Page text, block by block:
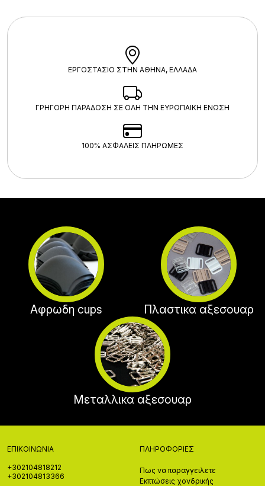
ΕΡΓΟΣΤΑΣΙΟ ΣΤΗΝ ΑΘΗΝΑ, ΕΛΛΑΔΑ
ΓΡΗΓΟΡΗ ΠΑΡΑΔΟΣΗ ΣΕ ΟΛΗ ΤΗΝ ΕΥΡΩΠΑΙΚΗ ΕΝΩΣΗ
100% ΑΣΦΑΛΕΊΣ ΠΛΗΡΩΜΈΣ
Αφρωδη cups Πλαστικα αξεσουαρ
Μεταλλικα αξεσουαρ
ΕΠΙΚΟΙΝΩΝΊΑ
+302104818212
+302104813366
ΠΛΗΡΟΦΟΡΊΕΣ
Πως να παραγγειλετε
Εκπτώσεις χονδρικής